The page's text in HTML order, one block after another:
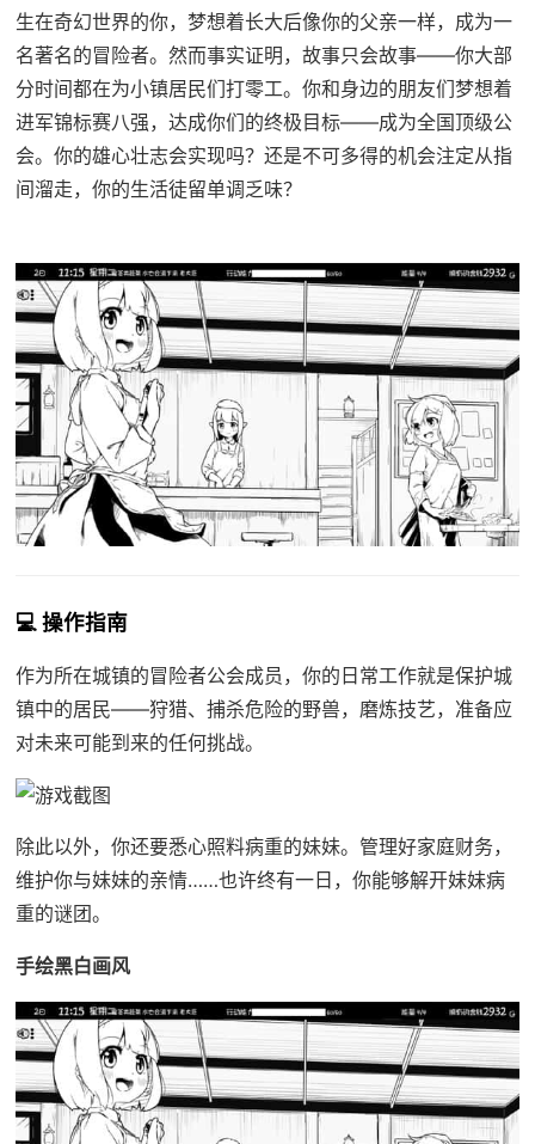
生在奇幻世界的你，梦想着长大后像你的父亲一样，成为一
名著名的冒险者。然而事实证明，故事只会故事——你大部
分时间都在为小镇居民们打零工。你和身边的朋友们梦想着
进军锦标赛八强，达成你们的终极目标——成为全国顶级公
会。你的雄心壮志会实现吗？还是不可多得的机会注定从指
间溜走，你的生活徒留单调乏味？
💻 操作指南
作为所在城镇的冒险者公会成员，你的日常工作就是保护城
镇中的居民——狩猎、捕杀危险的野兽，磨炼技艺，准备应
对未来可能到来的任何挑战。
除此以外，你还要悉心照料病重的妹妹。管理好家庭财务，
维护你与妹妹的亲情……也许终有一日，你能够解开妹妹病
重的谜团。
手绘黑白画风